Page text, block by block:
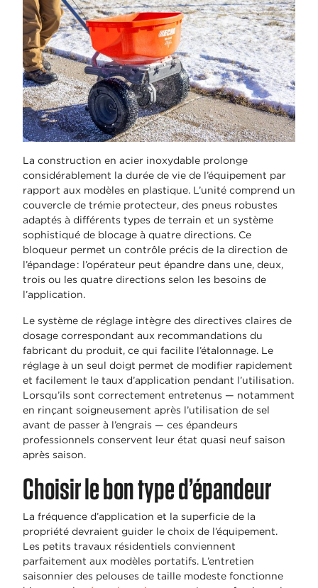
La construction en acier inoxydable prolonge
considérablement la durée de vie de l’équipement par
rapport aux modèles en plastique. L’unité comprend un
couvercle de trémie protecteur, des pneus robustes
adaptés à différents types de terrain et un système
sophistiqué de blocage à quatre directions. Ce
bloqueur permet un contrôle précis de la direction de
l’épandage : l’opérateur peut épandre dans une, deux,
trois ou les quatre directions selon les besoins de
l’application.
Le système de réglage intègre des directives claires de
dosage correspondant aux recommandations du
fabricant du produit, ce qui facilite l’étalonnage. Le
réglage à un seul doigt permet de modifier rapidement
et facilement le taux d’application pendant l’utilisation.
Lorsqu’ils sont correctement entretenus — notamment
en rinçant soigneusement après l’utilisation de sel
avant de passer à l’engrais — ces épandeurs
professionnels conservent leur état quasi neuf saison
après saison.
Choisir le bon type d’épandeur
La fréquence d’application et la superficie de la
propriété devraient guider le choix de l’équipement.
Les petits travaux résidentiels conviennent
parfaitement aux modèles portatifs. L’entretien
saisonnier des pelouses de taille modeste fonctionne